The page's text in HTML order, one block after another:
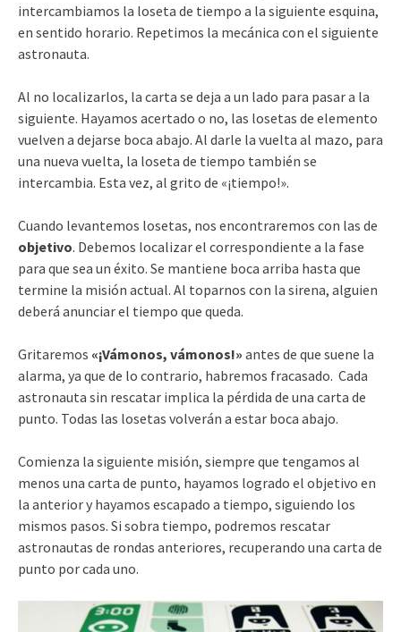
intercambiamos la loseta de tiempo a la siguiente esquina,
en sentido horario. Repetimos la mecánica con el siguiente
astronauta.
Al no localizarlos, la carta se deja a un lado para pasar a la
siguiente. Hayamos acertado o no, las losetas de elemento
vuelven a dejarse boca abajo. Al darle la vuelta al mazo, para
una nueva vuelta, la loseta de tiempo también se
intercambia. Esta vez, al grito de «¡tiempo!».
Cuando levantemos losetas, nos encontraremos con las de
objetivo. Debemos localizar el correspondiente a la fase
para que sea un éxito. Se mantiene boca arriba hasta que
termine la misión actual. Al toparnos con la sirena, alguien
deberá anunciar el tiempo que queda.
Gritaremos «¡Vámonos, vámonos!» antes de que suene la
alarma, ya que de lo contrario, habremos fracasado. Cada
astronauta sin rescatar implica la pérdida de una carta de
punto. Todas las losetas volverán a estar boca abajo.
Comienza la siguiente misión, siempre que tengamos al
menos una carta de punto, hayamos logrado el objetivo en
la anterior y hayamos escapado a tiempo, siguiendo los
mismos pasos. Si sobra tiempo, podremos rescatar
astronautas de rondas anteriores, recuperando una carta de
punto por cada uno.